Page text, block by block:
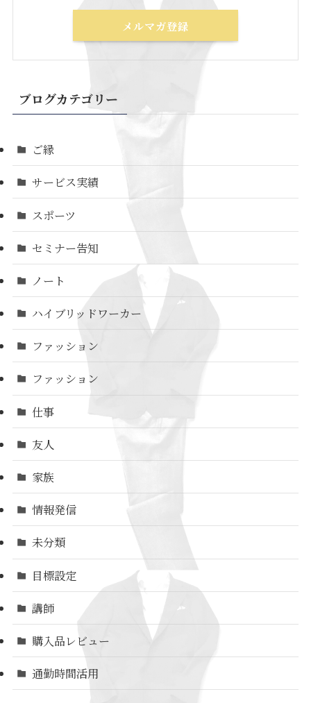
メルマガ登録
ブログカテゴリー
ご縁
サービス実績
スポーツ
セミナー告知
ノート
ハイブリッドワーカー
ファッション
ファッション
仕事
友人
家族
情報発信
未分類
目標設定
講師
購入品レビュー
通勤時間活用